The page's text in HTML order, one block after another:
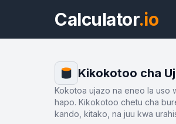
Calculator.io
Kikokotoo cha
Kokotoa ujazo na eneo la uso
hapo. Kikokotoo chetu cha
kando, kitako, na juu kwa